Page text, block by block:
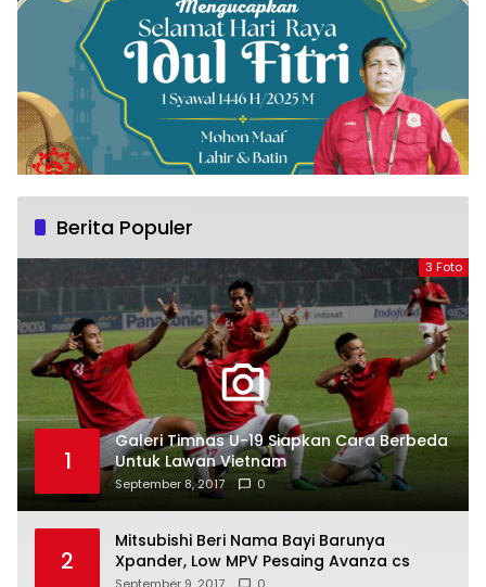
Berita Populer
3 Foto
1
Galeri Timnas U-19 Siapkan Cara Berbeda
Untuk Lawan Vietnam
September 8, 2017 0
2
Mitsubishi Beri Nama Bayi Barunya
Xpander, Low MPV Pesaing Avanza cs